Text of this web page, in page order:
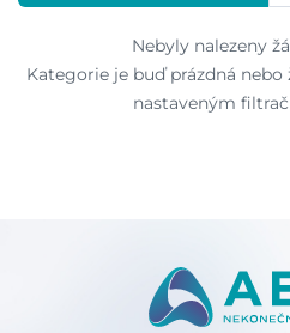
Nebyly nalezeny
Kategorie je buď prázdná
nastaveným